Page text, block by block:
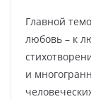
Главной
любовь – к
и